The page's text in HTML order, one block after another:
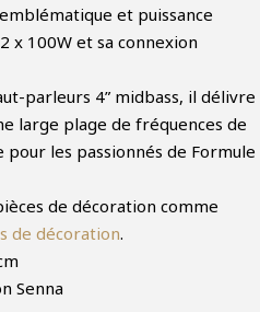
et puissance
x 100W et sa connexion
parleurs 4” midbass, il délivre
large plage de fréquences de
les passionnés de Formule
de décoration comme
de décoration.
Senna